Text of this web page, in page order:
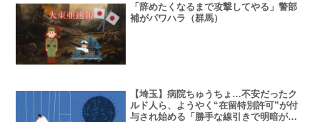
「辞めたくなるまで攻撃してやる」警部
補がパワハラ（群馬）
【埼玉】病院ちゅうちょ…不安だったク
ルド人ら、ようやく“在留特別許可”が付
与され始める「勝手な線引きで明暗が分